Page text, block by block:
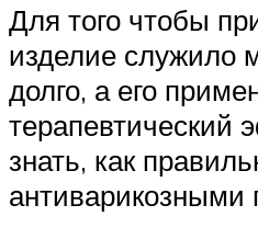
Для того чтобы
изделие служило
долго, а его
терапевтический
знать, как
антиварикозными